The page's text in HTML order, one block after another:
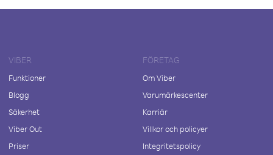
VIBER
Funktioner
Blogg
Säkerhet
Viber Out
Priser
FÖRETAG
Om Viber
Varumärkescenter
Karriär
Villkor och policyer
Integritetspolicy